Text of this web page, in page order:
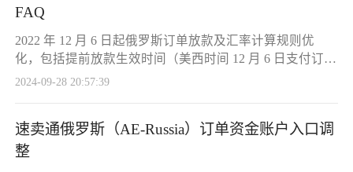
FAQ
2022 年 12 月 6 日起俄罗斯订单放款及汇率计算规则优
化，包括提前放款生效时间（美西时间 12 月 6 日支付订
单）、资质要求（与其他国家市场一致）、不冻结保证
平台付款查看账户变化、结算账单新增汇兑流水等），以
及放款规则调整（缩短时效，跨境订单包裹到目的国后 5 -
2024-09-28 20:57:39
速卖通俄罗斯（AE-Russia）订单资金账户入口调
整